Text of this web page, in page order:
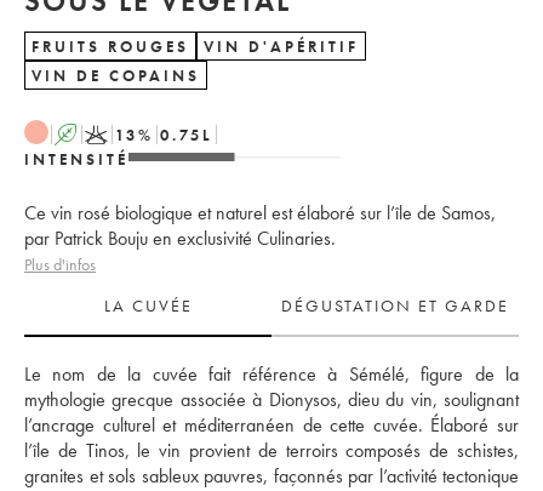
FRUITS ROUGES
VIN D'APÉRITIF
VIN DE COPAINS
A K 13% 0.75 L
INTENSITÉ
Ce vin rosé biologique et naturel est élaboré sur l’île de Samos,
par Patrick Bouju en exclusivité Culinaries.
Plus d'infos
LA CUVÉE
DÉGUSTATION ET GARDE
Le nom de la cuvée fait référence à Sémélé, figure de la
mythologie grecque associée à Dionysos, dieu du vin, soulignant
l’ancrage culturel et méditerranéen de cette cuvée. Élaboré sur
l’île de Tinos, le vin provient de terroirs composés de schistes,
granites et sols sableux pauvres, façonnés par l’activité tectonique